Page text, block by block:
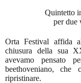
Quintetto
per due
Orta Festival affida
chiusura della sua
avevamo pensato
beethoveniano,
ripristinare.